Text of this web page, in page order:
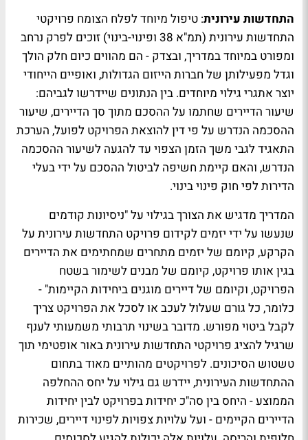
התחדשות עירונית: טיפול מיוחד לפלח הצומח פרויקטי
התחדשות עירונית (תמ"א 38 ופינוי-בינוי) זוכים לפרק נרחב
ומפורט במיוחד במדריך, ובצדק - הם מהווים כיום חלק הולך
וגדל מפעילותן של חברות הייזום הגדולות, ואופיים הייחודי
יוצר אתגרי גילוי מיוחדים. בין הנתונים שיידרשו לגביהם:
שיעור הדיירים שחתמו על ההסכם מתוך סך הדיירים, שיעור
ההסכמה הנדרש על פי דין להוצאת הפרויקט לפועל, הערכת
התאגיד לגבי משך הזמן הצפוי עד להגעה לשיעור ההסכמה
הנדרש, והאם קיימת חשיפה לביטול ההסכם על ידי בעלי
הדירות לפי חוק פינוי בינוי.
המדריך מדגיש את הצורך בגילוי על "ניסיונות קודמים
שנעשו על ידי יזמים לקידום פרויקט התחדשות עירונית על
הקרקע, קיומם של יזמים מתחרים שמחתימים את הדיירים
בגין אותו פרויקט, קיומם של מבנים לשימור בשטח
הפרויקט, וקיומם של דיירים מוגנים ביחידות הקיימות" -
כלומר, כל גורם שעלול לעכב או לסכל את הפרויקט צריך
לקבל ביטוי מפורש. מדובר בשינוי תרבותי משמעותי לענף
שרגיל להציג פרויקטי התחדשות עירונית באור אופטימי תוך
טשטוש הסיכונים. לפרויקטים מהותיים מאוד בתחום
ההתחדשות העירונית, יידרש גם גילוי על יחס ההחלפה
הממוצע - היחס בין סה"כ יחידות בפרויקט לבין יחידות
הדיירים הקיימים - ועל עלויות צפויות לפינוי דיירים, שכירות